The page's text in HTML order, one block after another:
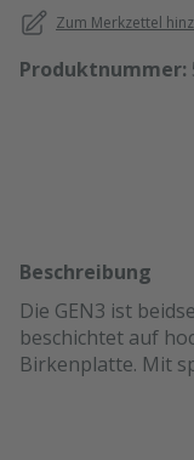
Zum Merkzettel
Produktnummer:
Beschreibung
Die GEN3 ist
beschichtet auf
Birkenplatte. Mit